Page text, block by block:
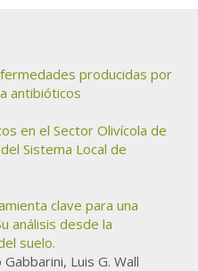
producidas por
antibióticos
en el Sector Olivícola de
Sistema Local de
clave para una
análisis desde la
suelo.
Luis G. Wall